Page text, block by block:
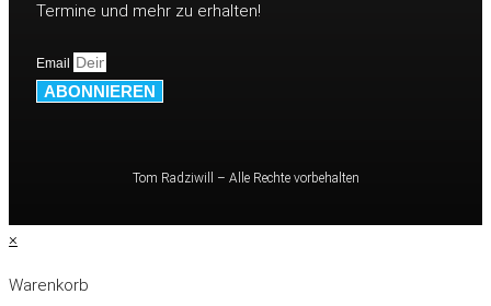
Termine und mehr zu erhalten!
Email
ABONNIEREN
Tom Radziwill – Alle Rechte vorbehalten
×
Warenkorb